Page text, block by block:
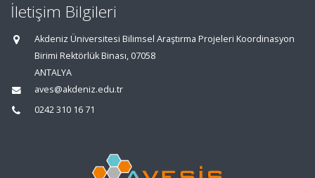
İletişim Bilgileri
Akdeniz Üniversitesi Bilimsel Araştırma Projeleri Koordinasyon
Birimi Rektörlük Binası, 07058
ANTALYA
aves@akdeniz.edu.tr
0242 310 16 71